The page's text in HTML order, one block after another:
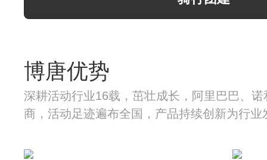
博唐优势
深耕活动行业16载，茁壮成长，阿里巴巴、
商，活动足迹遍布全国，产品持续创新为行业